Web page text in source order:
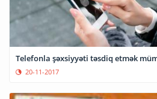
Telefonla şəxsiyyəti təsdiq etmək
20-11-2017